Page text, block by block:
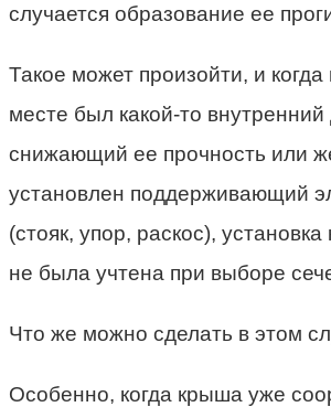
случается образование ее
Такое может произойти, и когда
месте был какой-то внутренний
снижающий ее прочность или
установлен поддерживающий
(стояк, упор, раскос), установка
не была учтена при выборе
Что же можно сделать в этом
Особенно, когда крыша уже